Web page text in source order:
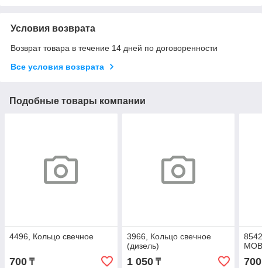
Условия возврата
Возврат товара в течение 14 дней по договоренности
Все условия возврата
Подобные товары компании
4496, Кольцо свечное
700 ₸
3966, Кольцо свечное
(дизель)
1 050₸ 700